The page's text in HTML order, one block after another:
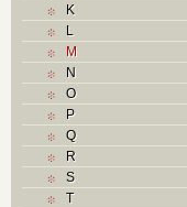
K
L
M
N
O
P
Q
R
S
T